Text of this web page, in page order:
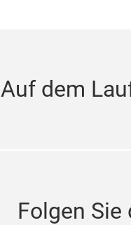
Auf dem
Folgen